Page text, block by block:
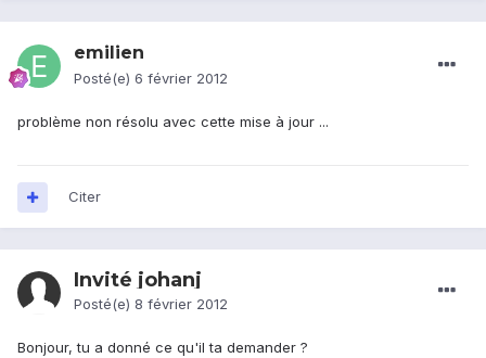
emilien
Posté(e) 6 février 2012
problème non résolu avec cette mise à jour ...
Citer
Invité johanj
Posté(e) 8 février 2012
Bonjour, tu a donné ce qu'il ta demander ?